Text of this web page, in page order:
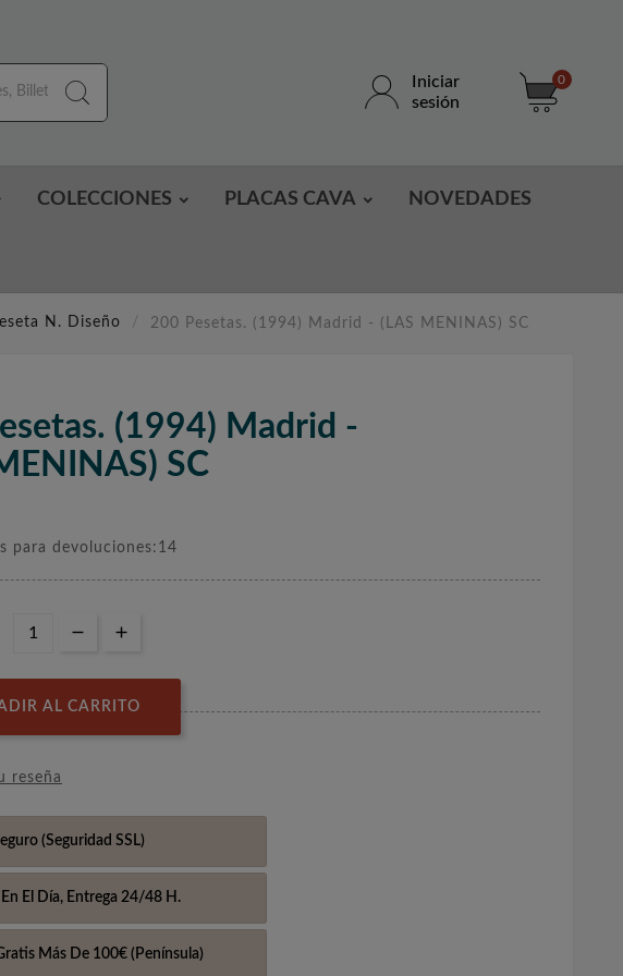
Iniciar
sesión
0
COLECCIONES PLACAS CAVA NOVEDADES
N. Diseño 200 Pesetas. (1994) Madrid - (LAS MENINAS) SC
(1994) Madrid -
SC
para devoluciones:14
AL CARRITO
reseña
(Seguridad SSL)
El Día, Entrega 24/48 H.
Más De 100€ (Península)